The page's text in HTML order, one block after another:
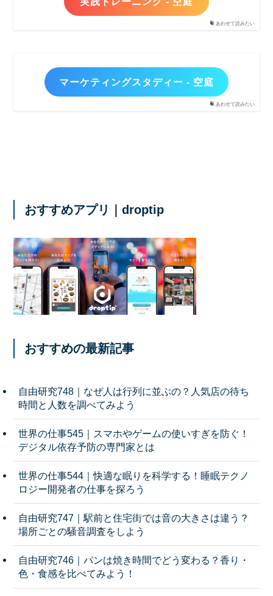
あわせて読みたい
あわせて読みたい
マーケティングスタディー - 空庭
おすすめアプリ｜droptip
おすすめの最新記事
自由研究748｜なぜ人は行列に並ぶの？人気店の待ち
時間と人数を調べてみよう
世界の仕事545｜スマホやゲームの使いすぎを防ぐ！
デジタル依存予防の専門家とは
世界の仕事544｜快適な眠りを科学する！睡眠テクノ
ロジー開発者の仕事を探ろう
自由研究747｜駅前と住宅街では音の大きさは違う？
場所ごとの騒音調査をしよう
自由研究746｜パンは焼き時間でどう変わる？香り・
色・食感を比べてみよう！